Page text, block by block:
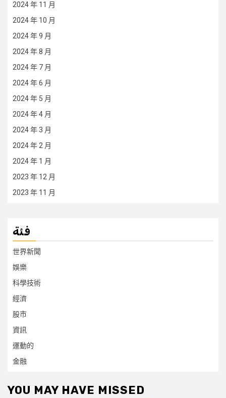
2024 年 11 月
2024 年 10 月
2024 年 9 月
2024 年 8 月
2024 年 7 月
2024 年 6 月
2024 年 5 月
2024 年 4 月
2024 年 3 月
2024 年 2 月
2024 年 1 月
2023 年 12 月
2023 年 11 月
فئة
世界新聞
娛樂
科學技術
經濟
股市
資訊
運動的
金融
YOU MAY HAVE MISSED